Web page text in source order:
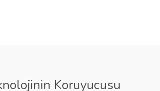
Koruyucusu